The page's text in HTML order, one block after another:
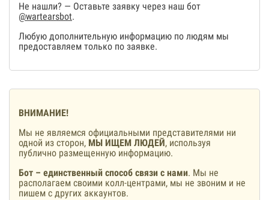
Не нашли? — Оставьте заявку через наш бот
@wartearsbot.
Любую дополнительную информацию по людям мы
предоставляем только по заявке.
ВНИМАНИЕ!
Мы не являемся официальными представителями ни
одной из сторон, МЫ ИЩЕМ ЛЮДЕЙ, используя
публично размещенную информацию.
Бот – единственный способ связи с нами. Мы не
располагаем своими колл-центрами, мы не звоним и не
пишем с других аккаунтов.